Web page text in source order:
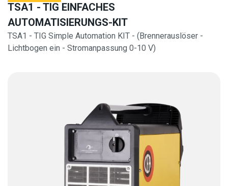
TSA1 - TIG EINFACHES
AUTOMATISIERUNGS-KIT
TSA1 - TIG Simple Automation KIT - (Brennerauslöser -
Lichtbogen ein - Stromanpassung 0-10 V)